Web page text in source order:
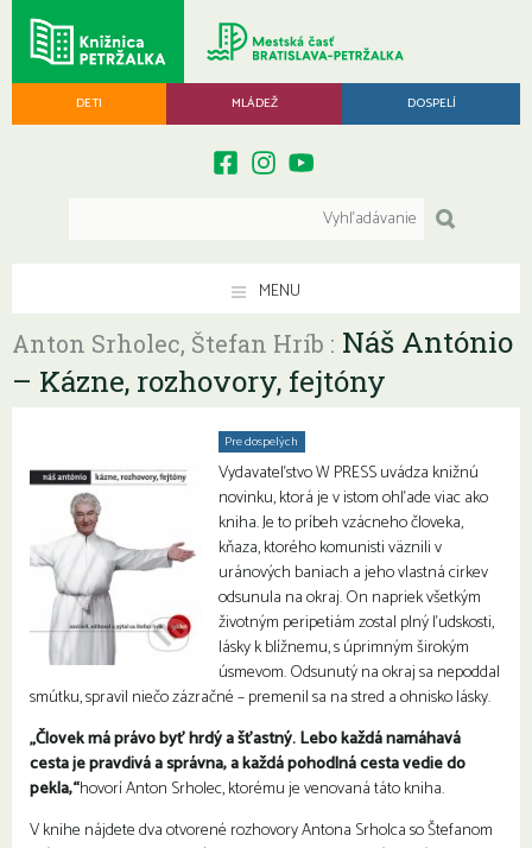
DETI MLÁDEŽ DOSPELÍ
MENU
Anton Srholec, Štefan Hríb : Náš António
– Kázne, rozhovory, fejtóny
Pre dospelých
Vydavateľstvo W PRESS uvádza knižnú
novinku, ktorá je v istom ohľade viac ako
kniha. Je to príbeh vzácneho človeka,
kňaza, ktorého komunisti väznili v
uránových baniach a jeho vlastná cirkev
odsunula na okraj. On napriek všetkým
životným peripetiám zostal plný ľudskosti,
lásky k blížnemu, s úprimným širokým
úsmevom. Odsunutý na okraj sa nepoddal
smútku, spravil niečo zázračné – premenil sa na stred a ohnisko lásky.
„Človek má právo byť hrdý a šťastný. Lebo každá namáhavá
cesta je pravdivá a správna, a každá pohodlná cesta vedie do
pekla,“hovorí Anton Srholec, ktorému je venovaná táto kniha.
V knihe nájdete dva otvorené rozhovory Antona Srholca so Štefanom